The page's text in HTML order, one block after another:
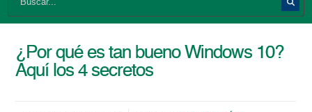
¿Por qué es tan bueno Windows 10?
Aquí los 4 secretos